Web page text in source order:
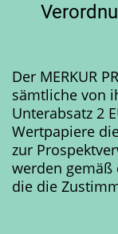
Der MERKUR
sämtliche von
Unterabsatz 2
Wertpapiere
zur
werden gemäß
die die